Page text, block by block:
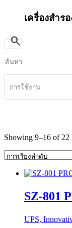
เครื่องสำรอ
search
Showing 9–16 of 22
SZ-801
UPS,